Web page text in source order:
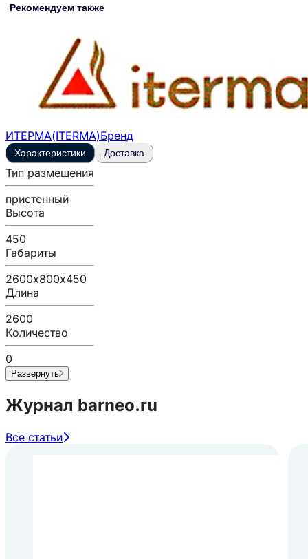
Рекомендуем также
ИТЕРМА(ITERMA)Бренд
Характеристики Доставка
Тип размещения
пристенный
Высота
450
Габариты
2600х800х450
Длина
2600
Количество
0
Развернуть
Журнал barneo.ru
Все статьи